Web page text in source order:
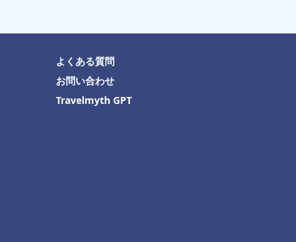
よくある質問
お問い合わせ
Travelmyth GPT